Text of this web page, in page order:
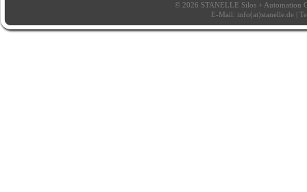
© 2026 STANELLE Silos + Automation
E-Mail: info(at)stanelle.de|